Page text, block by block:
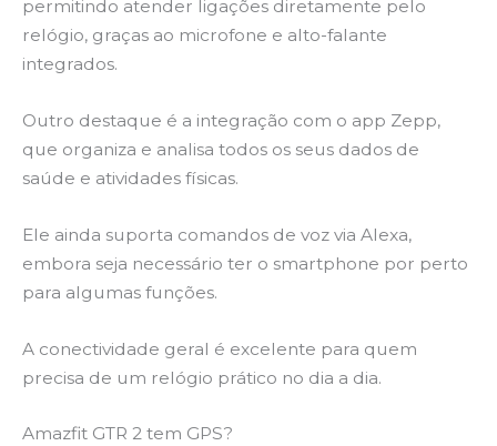
permitindo atender ligações diretamente pelo
relógio, graças ao microfone e alto-falante
integrados.
Outro destaque é a integração com o app Zepp,
que organiza e analisa todos os seus dados de
saúde e atividades físicas.
Ele ainda suporta comandos de voz via Alexa,
embora seja necessário ter o smartphone por perto
para algumas funções.
A conectividade geral é excelente para quem
precisa de um relógio prático no dia a dia.
Amazfit GTR 2 tem GPS?